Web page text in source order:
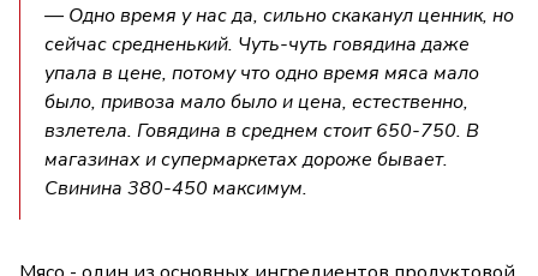
— Одно время у нас да, сильно скаканул ценник, но
сейчас средненький. Чуть-чуть говядина даже
упала в цене, потому что одно время мяса мало
было, привоза мало было и цена, естественно,
взлетела. Говядина в среднем стоит 650-750. В
магазинах и супермаркетах дороже бывает.
Свинина 380-450 максимум.